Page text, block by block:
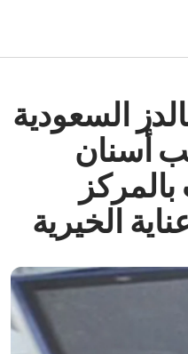
السعودية
أسنان
الخيرية